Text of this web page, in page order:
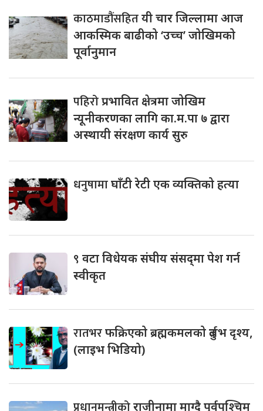
काठमाडौंसहितयी चार जिल्लामा आज
आकस्मिक बाढीको ‘उच्च’ जोखिमको
पूर्वानुमान
पहिरोप्रभावित क्षेत्रमा जोखिम
न्यूनीकरणका लागि का.म.पा ७ द्वारा
अस्थायी संरक्षण कार्य सुरु
धनुषामाघाँटी रेटी एक व्यक्तिको हत्या
९ वटा विधेयक संघीय संसद्‌मा पेश गर्न
स्वीकृत
रातभरफक्रिएको ब्रह्मकमलको दुर्लभ दृश्य,
(लाइभ भिडियो)
राजीनामा माग्दै पूर्वपश्चिम